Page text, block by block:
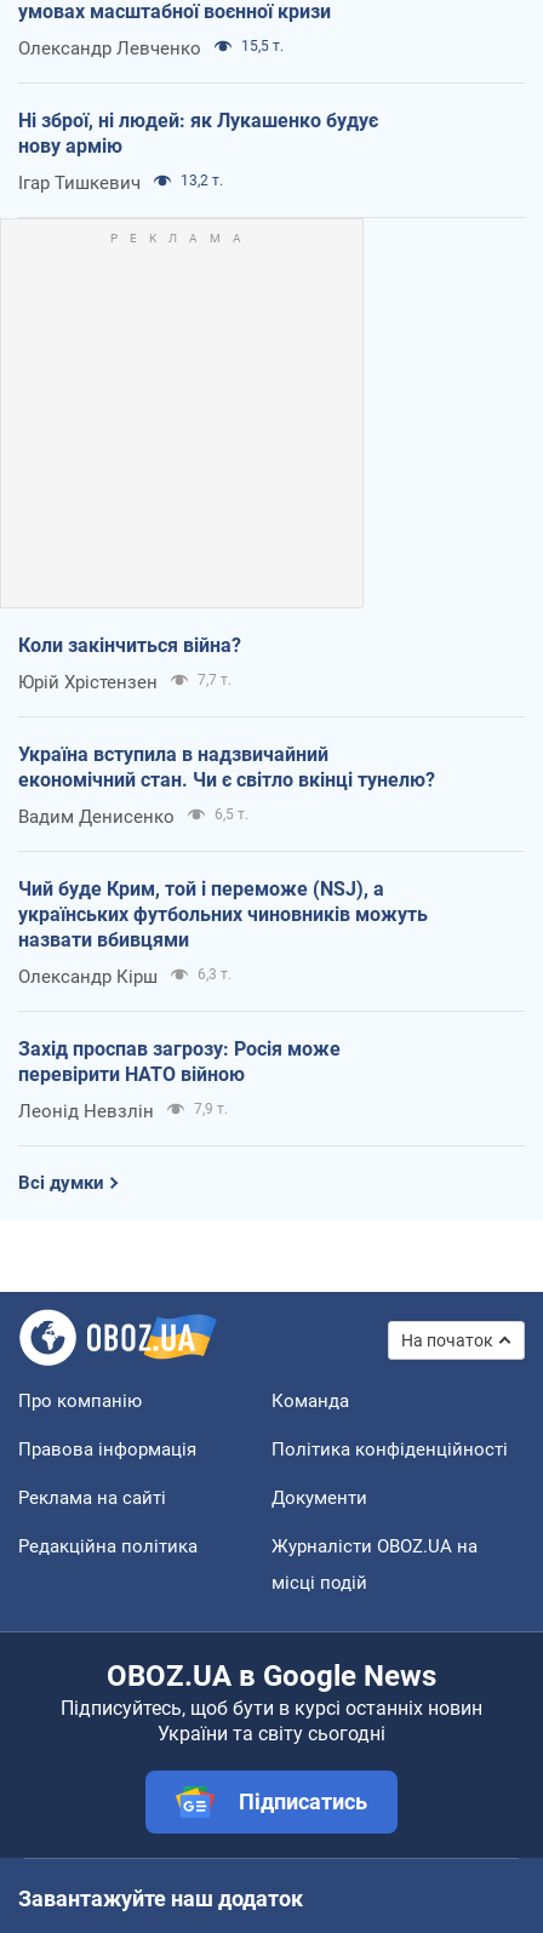
умовах масштабної воєнної кризи
Олександр Левченко 15,5 т.
Ні зброї, ні людей: як Лукашенко будує
нову армію
Ігар Тишкевич 13,2 т.
Коли закінчиться війна?
Юрій Хрістензен 7,7 т.
Україна вступила в надзвичайний
економічний стан. Чи є світло вкінці тунелю?
Вадим Денисенко 6,5 т.
Чий буде Крим, той і переможе (NSJ), а
українських футбольних чиновників можуть
назвати вбивцями
Олександр Кірш 6,3 т.
Захід проспав загрозу: Росія може
перевірити НАТО війною
Леонід Невзлін 7,9 т.
Всі думки
На початок
Про компанію Команда
Правова інформація Політика конфіденційності
Реклама на сайті Документи
Редакційна політика
Журналісти OBOZ.UA на
місці подій
OBOZ.UA в Google News
Підписуйтесь, щоб бути в курсі останніх новин
України та світу сьогодні
Підписатись
Завантажуйте наш додаток